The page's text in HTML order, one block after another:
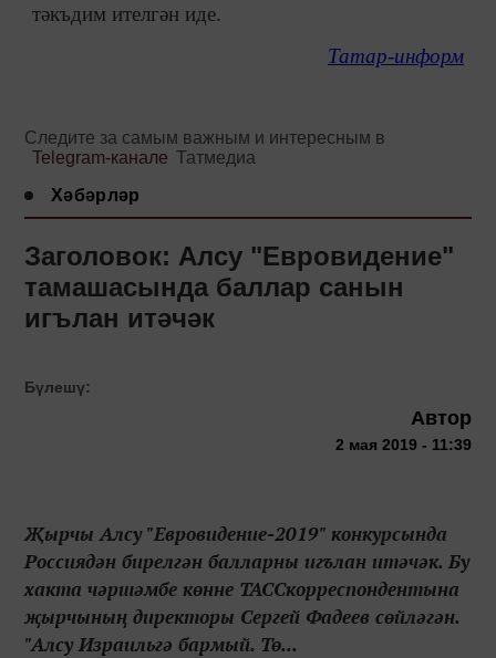
тәкъдим ителгән иде.
Татар-информ
Следите за самым важным и интересным в
Telegram-канале Татмедиа
Хәбәрләр
Заголовок: Алсу "Евровидение"
тамашасында баллар санын
игълан итәчәк
Бүлешү:
Автор
2 мая 2019 - 11:39
Җырчы Алсу "Евровидение-2019" конкурсында
Россиядән бирелгән балларны игълан итәчәк. Бу
хакта чәршәмбе көнне ТАССкорреспондентына
җырчының директоры Сергей Фадеев сөйләгән.
"Алсу Израильгә бармый. Тө...